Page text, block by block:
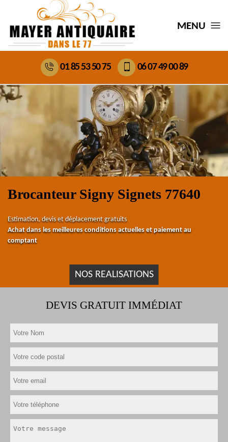
MENU
01 85 53 50 75 06 07 49 00 89
Brocanteur Signy Signets 77640
Estimation, devis et déplacement gratuits
Achat dans les meilleures conditions actuelles et paiement au
comptant
NOS REALISATIONS
DEVIS GRATUIT IMMÉDIAT